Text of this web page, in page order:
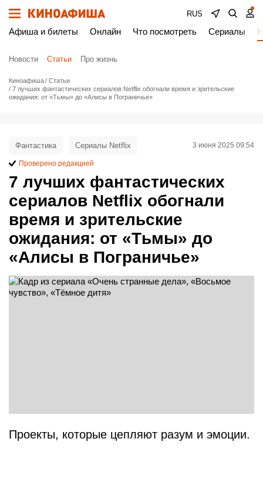
RUS
Афиша и билеты Онлайн Что посмотреть Сериалы
Новости Статьи Про жизнь
Киноафиша
Статьи
7 лучших фантастических сериалов Netflix обогнали время и зрительские
ожидания: от «Тьмы» до «Алисы в Пограничье»
7 лучших фантастических
сериалов Netflix обогнали
время и зрительские
ожидания: от «Тьмы» до
«Алисы в Пограничье»
Фантастика Сериалы Netflix 3 июня 2025 09:54
Проверено редакцией
Проекты, которые цепляют разум и эмоции.